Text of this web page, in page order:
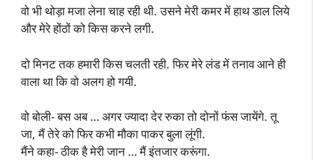
वो भी थोड़ा मजा लेना चाह रही थी. उसने मेरी कमर में हाथ डाल लिये
और मेरे होंठों को किस करने लगी.
दो मिनट तक हमारी किस चलती रही. फिर मेरे लंड में तनाव आने ही
वाला था कि वो अलग हो गयी.
वो बोली- बस अब … अगर ज्यादा देर रुका तो दोनों फंस जायेंगे. तू
जा, मैं तेरे को फिर कभी मौका पाकर बुला लूंगी.
मैंने कहा- ठीक है मेरी जान … मैं इंतजार करूंगा.